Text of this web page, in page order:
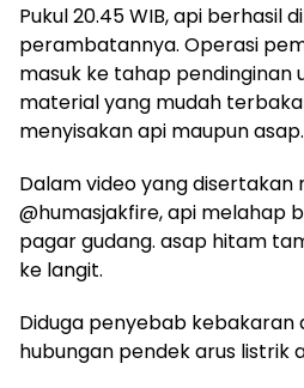
Pukul 20.45 WIB, api berhasil
perambatannya. Operasi
masuk ke tahap pendinginan
material yang mudah
menyisakan api maupun asap.
Dalam video yang disertakan
@humasjakfire, api melahap
pagar gudang. asap hitam
ke langit.
Diduga penyebab kebakaran
hubungan pendek arus listrik